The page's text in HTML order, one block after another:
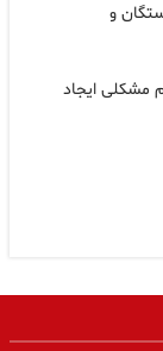
و
مشکلی ایجاد